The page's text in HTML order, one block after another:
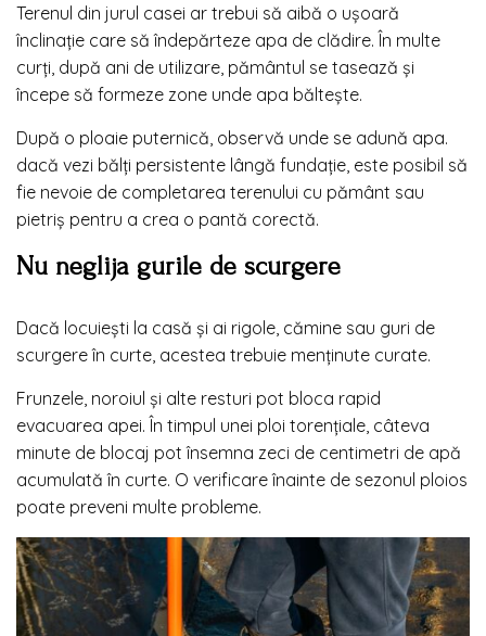
Terenul din jurul casei ar trebui să aibă o ușoară
înclinație care să îndepărteze apa de clădire. În multe
curți, după ani de utilizare, pământul se tasează și
începe să formeze zone unde apa băltește.
După o ploaie puternică, observă unde se adună apa.
dacă vezi bălți persistente lângă fundație, este posibil să
fie nevoie de completarea terenului cu pământ sau
pietriș pentru a crea o pantă corectă.
Nu neglija gurile de scurgere
Dacă locuiești la casă și ai rigole, cămine sau guri de
scurgere în curte, acestea trebuie menținute curate.
Frunzele, noroiul și alte resturi pot bloca rapid
evacuarea apei. În timpul unei ploi torențiale, câteva
minute de blocaj pot însemna zeci de centimetri de apă
acumulată în curte. O verificare înainte de sezonul ploios
poate preveni multe probleme.